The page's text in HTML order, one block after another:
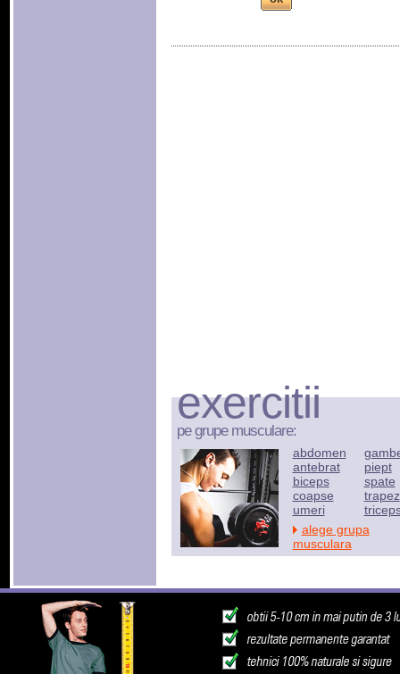
exercitii
pe grupe musculare:
abdomen
antebrat
biceps
coapse
umeri
piept
spate
trapez
alege grupa
musculara